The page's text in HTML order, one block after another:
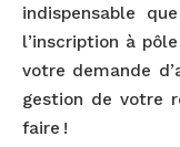
indispensable
l’inscription à
votre demande
gestion de votre
faire !